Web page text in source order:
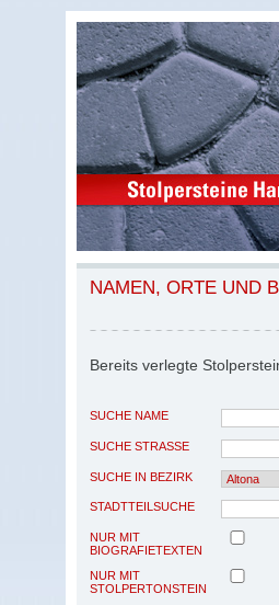
NAMEN, ORTE UND
Bereits verlegte
SUCHE NAME
SUCHE STRASSE
SUCHE IN BEZIRK
STADTTEILSUCHE
NUR MIT
BIOGRAFIETEXTEN
NUR MIT
STOLPERTONSTEIN